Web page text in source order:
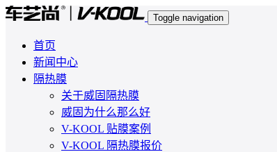
Toggle navigation
首页
新闻中心
隔热膜
关于威固隔热膜
威固为什么那么好
V-KOOL 贴膜案例
V-KOOL 隔热膜报价